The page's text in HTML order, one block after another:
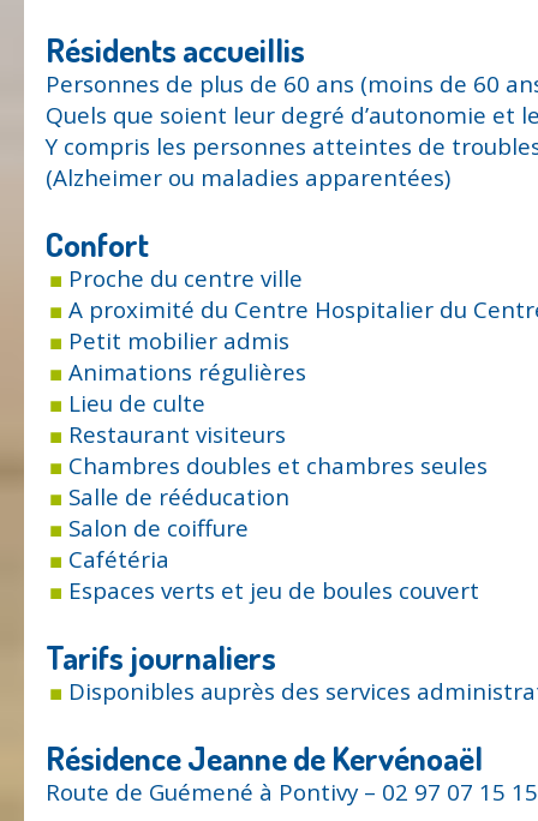
Résidents accueillis
Personnes de plus de 60 ans (moins de 60
Quels que soient leur degré d’autonomie et
Y compris les personnes atteintes de
(Alzheimer ou maladies apparentées)
Confort
Proche du centre ville
A proximité du Centre Hospitalier du
Petit mobilier admis
Animations régulières
Lieu de culte
Restaurant visiteurs
Chambres doubles et chambres seules
Salle de rééducation
Salon de coiffure
Cafétéria
Espaces verts et jeu de boules couvert
Tarifs journaliers
Disponibles auprès des services
Résidence Jeanne de Kervénoaël
Route de Guémené à Pontivy – 02 97 07 15 15